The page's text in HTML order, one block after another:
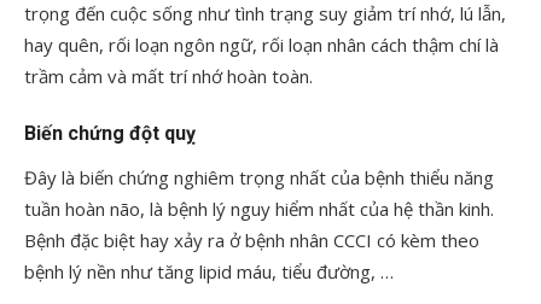
trọng đến cuộc sống như tình trạng suy giảm trí nhớ, lú lẫn,
hay quên, rối loạn ngôn ngữ, rối loạn nhân cách thậm chí là
trầm cảm và mất trí nhớ hoàn toàn.
Biến chứng đột quỵ
Đây là biến chứng nghiêm trọng nhất của bệnh thiểu năng
tuần hoàn não, là bệnh lý nguy hiểm nhất của hệ thần kinh.
Bệnh đặc biệt hay xảy ra ở bệnh nhân CCCI có kèm theo
bệnh lý nền như tăng lipid máu, tiểu đường, …